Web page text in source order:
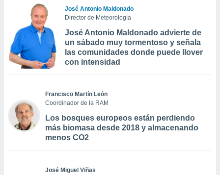
José Antonio Maldonado
Director de Meteorología
José Antonio Maldonado advierte de
un sábado muy tormentoso y señala
las comunidades donde puede llover
con intensidad
Francisco Martín León
Coordinador de la RAM
Los bosques europeos están perdiendo
más biomasa desde 2018 y almacenando
menos CO2
José Miguel Viñas